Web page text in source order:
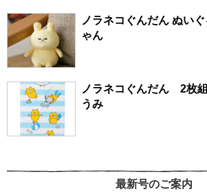
ノラネコぐんだん ぬい
ゃん
ノラネコぐんだん 2枚
うみ
最新号のご案内